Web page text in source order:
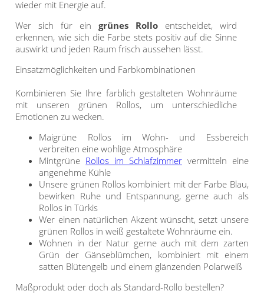
Zubehör für Vorhänge in
Standardgrößen
Individual Druck
Messanleitung
Lamellen Ersatzteile &
Zubehör
Standardgrößen
Holzjalousien
Jalousie ausmessen
Jalousien ohne Bohren
Galerie
Sichtschutz
Balkonbespannung nach
Maß
Konfigurator
Scheibengardinen
Scheibengardinen
Sonnensegel
Messanleitung
Gardinenschals
Schlaufenschals
Ösenschals
Fliegengitter
Kissen
Tischdecke
Fensterbilder
Gardinenstange
Stoffe
Panneaux
wieder mit Energie auf.
Wer sich für ein grünes Rolloentscheidet, wird
erkennen, wie sich die Farbe stets positiv auf die Sinne
auswirkt und jeden Raum frisch aussehen lässt.
Einsatzmöglichkeiten und Farbkombinationen
Kombinieren Sie Ihre farblich gestalteten Wohnräume
mit unseren grünen Rollos, um unterschiedliche
Emotionen zu wecken.
Maigrüne Rollos im Wohn- und Essbereich
verbreiten eine wohlige Atmosphäre
Mintgrüne Rollos im Schlafzimmervermitteln eine
angenehme Kühle
Unsere grünen Rollos kombiniert mit der Farbe Blau,
bewirken Ruhe und Entspannung, gerne auch als
Rollos in Türkis
Wer einen natürlichen Akzent wünscht, setzt unsere
grünen Rollos in weiß gestaltete Wohnräume ein.
Wohnen in der Natur gerne auch mit dem zarten
Grün der Gänseblümchen, kombiniert mit einem
satten Blütengelb und einem glänzenden Polarweiß
Maßprodukt oder doch als Standard-Rollo bestellen?